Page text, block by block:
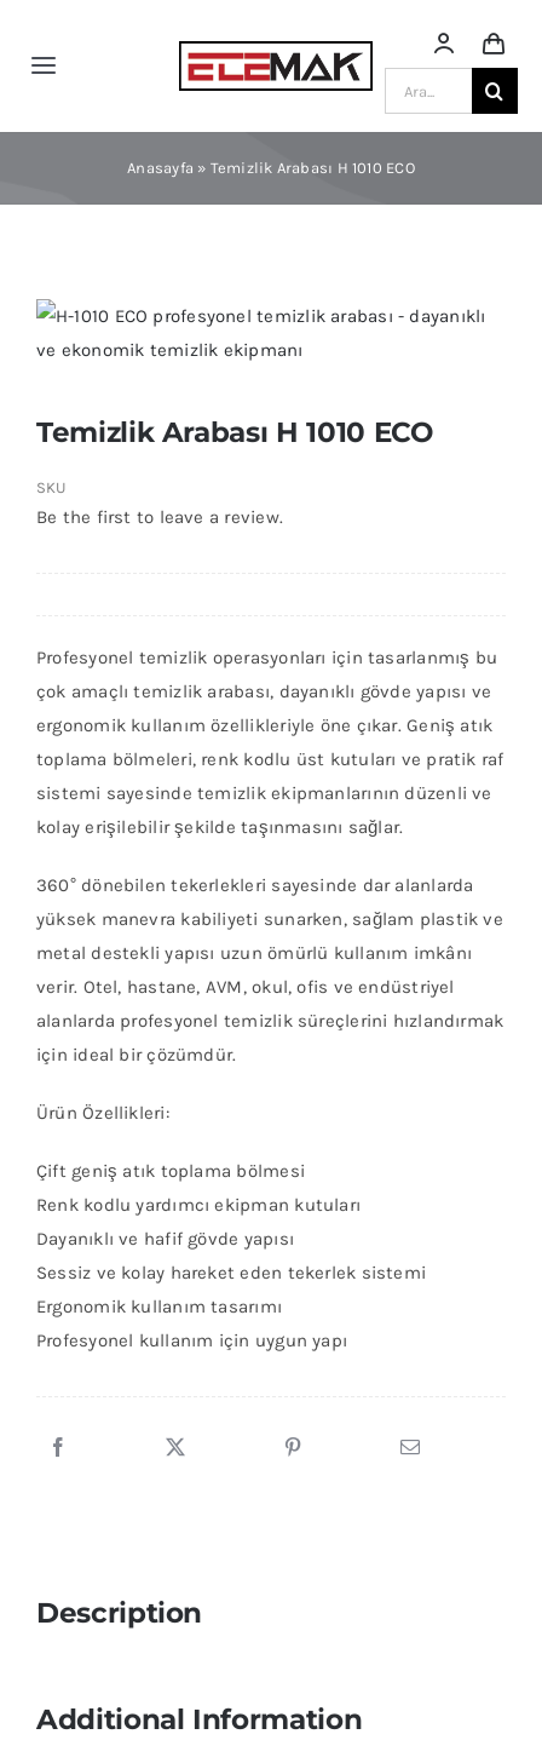
Toggle
Anasayfa
Ara:
Anasayfa » Temizlik Arabası H 1010 ECO
Temizlik Arabası H 1010 ECO
SKU
Be the first to leave a review.
Profesyonel temizlik operasyonları için tasarlanmış bu
çok amaçlı temizlik arabası, dayanıklı gövde yapısı ve
ergonomik kullanım özellikleriyle öne çıkar. Geniş atık
toplama bölmeleri, renk kodlu üst kutuları ve pratik raf
sistemi sayesinde temizlik ekipmanlarının düzenli ve
kolay erişilebilir şekilde taşınmasını sağlar.
360° dönebilen tekerlekleri sayesinde dar alanlarda
yüksek manevra kabiliyeti sunarken, sağlam plastik ve
metal destekli yapısı uzun ömürlü kullanım imkânı
verir. Otel, hastane, AVM, okul, ofis ve endüstriyel
alanlarda profesyonel temizlik süreçlerini hızlandırmak
için ideal bir çözümdür.
Ürün Özellikleri:
Çift geniş atık toplama bölmesi
Renk kodlu yardımcı ekipman kutuları
Dayanıklı ve hafif gövde yapısı
Sessiz ve kolay hareket eden tekerlek sistemi
Ergonomik kullanım tasarımı
Profesyonel kullanım için uygun yapı
Description
Additional Information